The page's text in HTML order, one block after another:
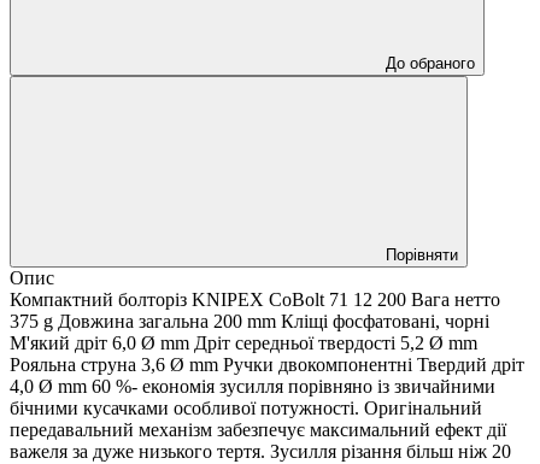
До обраного
Порівняти
Опис
Компактний болторіз KNIPEX CoBolt 71 12 200 Вага нетто
375 g Довжина загальна 200 mm Кліщі фосфатовані, чорні
М'який дріт 6,0 Ø mm Дріт середньої твердості 5,2 Ø mm
Рояльна струна 3,6 Ø mm Ручки двокомпонентні Твердий дріт
4,0 Ø mm 60 %- економія зусилля порівняно із звичайними
бічними кусачками особливої потужності. Оригінальний
передавальний механізм забезпечує максимальний ефект дії
важеля за дуже низького тертя. Зусилля різання більш ніж 20